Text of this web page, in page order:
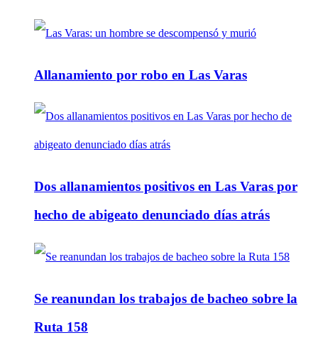
Allanamiento por robo en Las Varas
Dos allanamientos positivos en Las Varas por
hecho de abigeato denunciado días atrás
Se reanundan los trabajos de bacheo sobre la
Ruta 158